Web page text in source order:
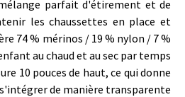
parfait d'étirement et de
les chaussettes en place et
74 % mérinos / 19 % nylon / 7 %
au chaud et au sec par temps
10 pouces de haut, ce qui donne
de manière transparente